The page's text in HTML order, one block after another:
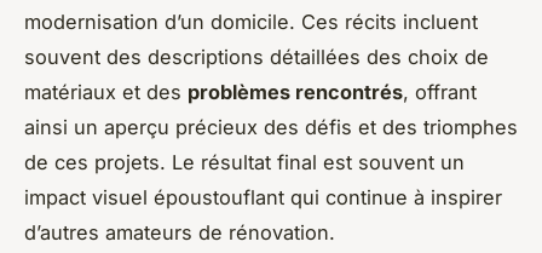
modernisation d’un domicile. Ces récits incluent
souvent des descriptions détaillées des choix de
matériaux et des problèmes rencontrés, offrant
ainsi un aperçu précieux des défis et des triomphes
de ces projets. Le résultat final est souvent un
impact visuel époustouflant qui continue à inspirer
d’autres amateurs de rénovation.